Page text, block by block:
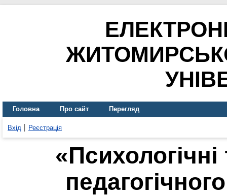
Головна Про сайт Перегляд
Вхід Реєстрація